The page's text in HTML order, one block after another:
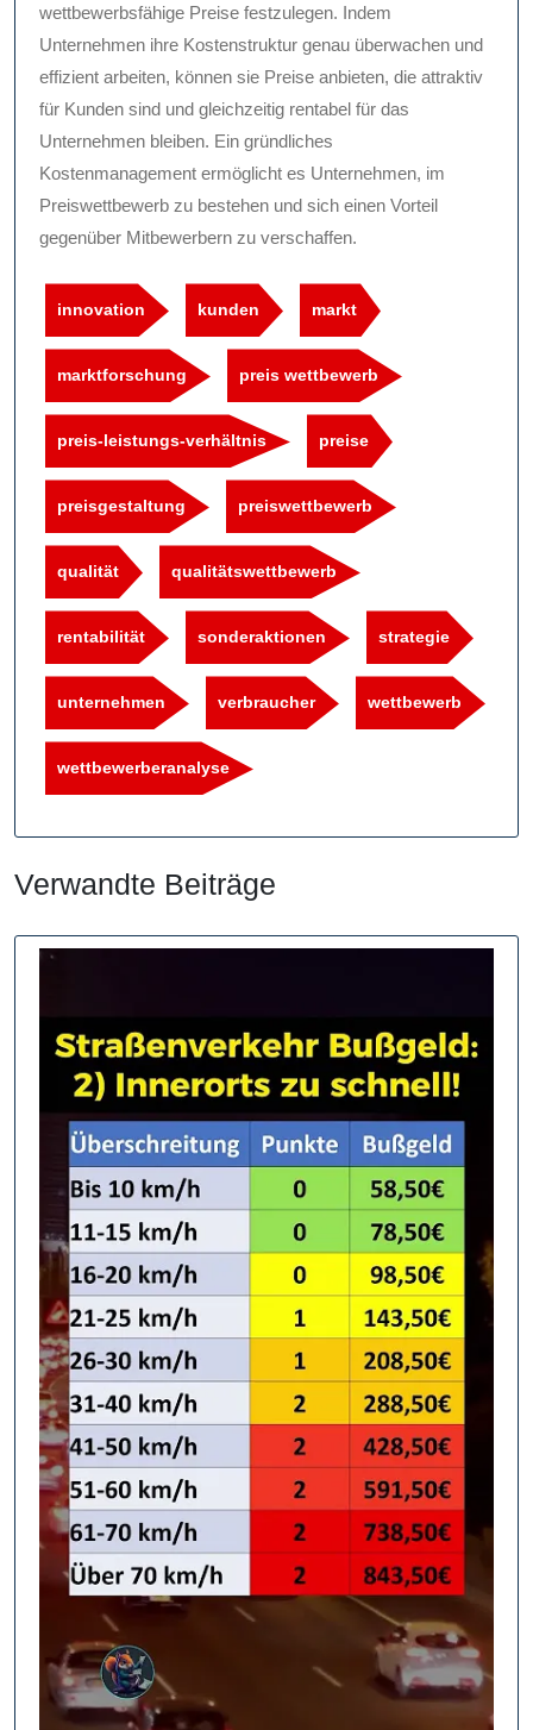
wettbewerbsfähige Preise festzulegen. Indem
Unternehmen ihre Kostenstruktur genau überwachen und
effizient arbeiten, können sie Preise anbieten, die attraktiv
für Kunden sind und gleichzeitig rentabel für das
Unternehmen bleiben. Ein gründliches
Kostenmanagement ermöglicht es Unternehmen, im
Preiswettbewerb zu bestehen und sich einen Vorteil
gegenüber Mitbewerbern zu verschaffen.
innovation kunden markt
marktforschung preis wettbewerb
preis-leistungs-verhältnis preise
preisgestaltung preiswettbewerb
qualität qualitätswettbewerb
rentabilität sonderaktionen strategie
unternehmen verbraucher wettbewerb
wettbewerberanalyse
Verwandte Beiträge